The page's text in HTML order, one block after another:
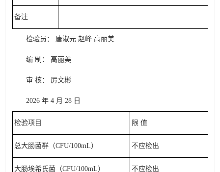
备注
检验员： 唐淑元 赵峰 高丽美
编 制： 高丽美
审 核： 厉文彬
2026 年 4 月 28 日
检验项目 限 值
总大肠菌群（CFU/100mL） 不应检出
大肠埃希氏菌（CFU/100mL） 不应检出